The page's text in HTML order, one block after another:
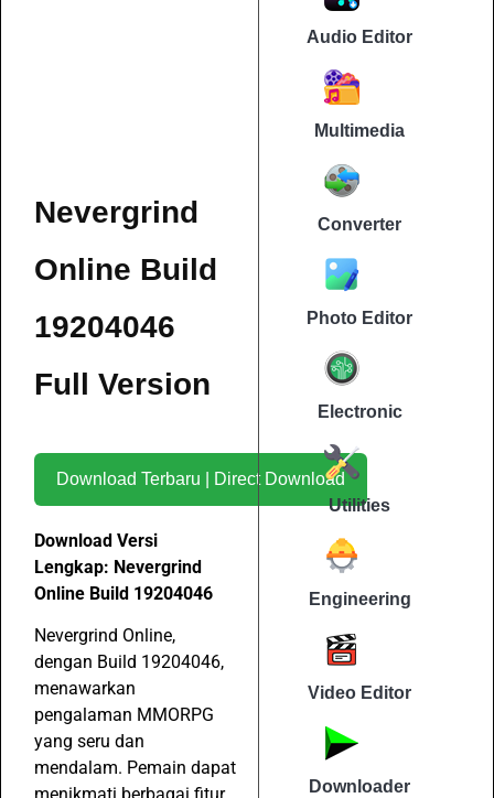
Nevergrind
Online Build
19204046
Full Version
Download Terbaru | Direct Download
Download Versi
Lengkap: Nevergrind
Online Build 19204046
Nevergrind Online,
dengan Build 19204046,
menawarkan
pengalaman MMORPG
yang seru dan
mendalam. Pemain dapat
Audio Editor
Multimedia
Converter
Photo Editor
Electronic
Utilities
Engineering
Video Editor
Downloader